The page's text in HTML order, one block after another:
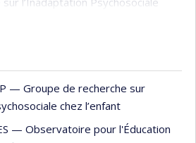
fr/
le réseau des déterminants
de l’enfant
) trois regroupements
financés par le FRQ-
— Groupe de recherche sur
chez l’enfant
— Observatoire pour l'Éducation